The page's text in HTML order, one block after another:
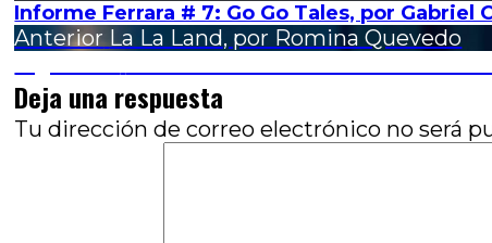
Informe Ferrara # 7: Go Go Tales, por Gabriel
Navegación
de
entradas
Anterior Entrada
La La Land, por Romina Quevedo
siguiente:
Deja una respuesta
Tu dirección de correo electrónico no será